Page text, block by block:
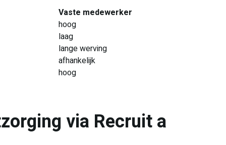
Vaste medewerker
hoog
laag
lange werving
afhankelijk
hoog
via Recruit a